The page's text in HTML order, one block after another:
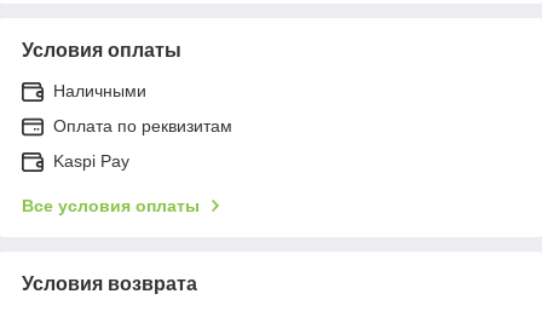
Условия оплаты
Наличными
Оплата по реквизитам
Kaspi Pay
Все условия оплаты
Условия возврата